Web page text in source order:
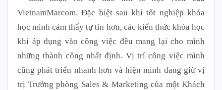
VietnamMarcom. Đặc biệt sau khi tốt nghiệp khóa
học mình cảm thấy tự tin hơn, các kiến thức khóa học
khi áp dụng vào công việc đều mang lại cho mình
những thành công nhất định. Vị trí công việc mình
cũng phát triển nhanh hơn và hiện mình đang giữ vị
trị Trưởng phòng Sales & Marketing của một Khách